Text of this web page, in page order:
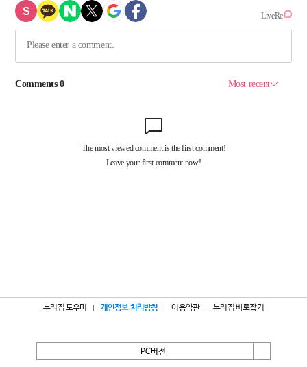
누리집 도우미 개인정보 처리방침 이용약관 누리집 바로잡기
PC버전